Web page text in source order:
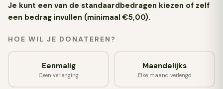
Je kunt een van de standaardbedragen kiezen of zelf
een bedrag invullen (minimaal €5,00).
HOE WIL JE DONATEREN?
Eenmalig
Geen verlenging
Maandelijks
Elke maand verlengd